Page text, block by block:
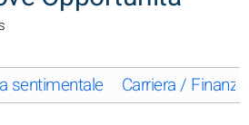
sentimentale Carriera / Finanze